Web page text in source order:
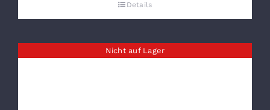
Details
Nicht auf Lager